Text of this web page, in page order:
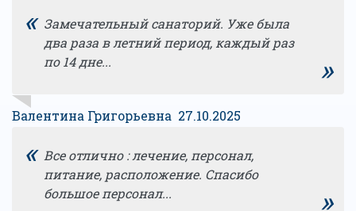
« Замечательный санаторий. Уже была
два раза в летний период, каждый раз
по 14 дне...
»
Валентина Григорьевна 27.10.2025
« Все отлично : лечение, персонал,
питание, расположение. Спасибо
большое персонал...
»